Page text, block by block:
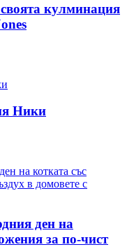
кулминация
Ники
ден на
за по-чист